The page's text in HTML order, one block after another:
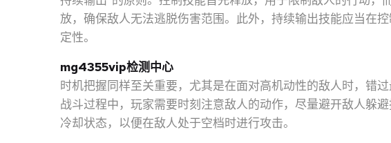
放，确保敌人无法逃脱伤害范围。此外，持续输出技能应当在
定性。
mg4355vip检测中心
时机把握同样至关重要，尤其是在面对高机动性的敌人时，错
战斗过程中，玩家需要时刻注意敌人的动作，尽量避开敌人躲
冷却状态，以便在敌人处于空档时进行攻击。